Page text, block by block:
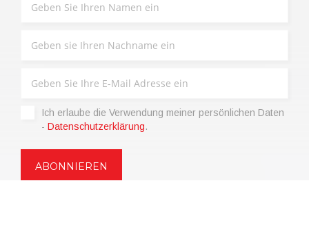
Ich erlaube die Verwendung meiner persönlichen Daten
- Datenschutzerklärung.